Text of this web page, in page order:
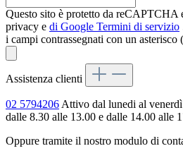
Questo sito è protetto da reCAPTCHA
privacy e di Google Termini di servizio
i campi contrassegnati con un
Assistenza clienti
02 5794206Attivo dal lunedi al venerdì
dalle 8.30 alle 13.00 e dalle 14.00 alle
Oppure tramite il nostro modulo di